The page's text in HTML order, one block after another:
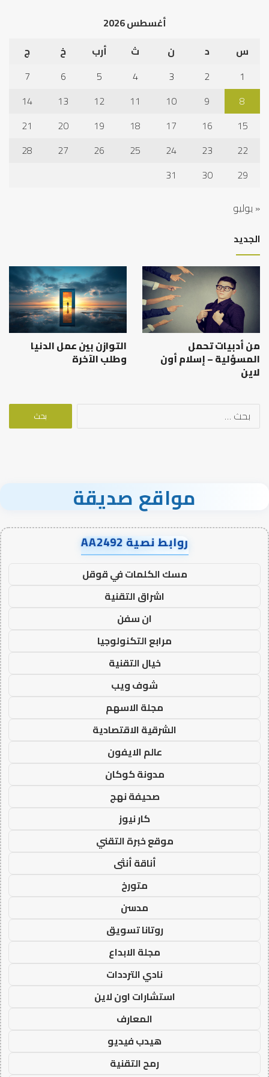
أغسطس 2026
س
د ن ث أرب خ
ج
1
2
3
4
5
6
7
8
9
10
11
12
13
14
15
16
17
18
19
20
21
22
23
24
25
26
27
28
29
30
31
« يوليو
الجديد
من أدبيات تحمل
المسؤلية – إسلام أون
لاين
التوازن بين عمل الدنيا
وطلب الآخرة
البحث
مواقع صديقة
روابط نصية AA2492
مسك الكلمات في قوقل
اشراق التقنية
ان سفن
مرابع التكنولوجيا
خيال التقنية
شوف ويب
مجلة الاسهم
الشرقية الاقتصادية
عالم الايفون
مدونة كوكان
صحيفة نهج
كار نيوز
موقع خبرة التقني
أناقة أنثى
متورخ
مدسن
روتانا تسويق
مجلة الابداع
نادي الترددات
استشارات اون لاين
المعارف
هيدب فيديو
رمح التقنية